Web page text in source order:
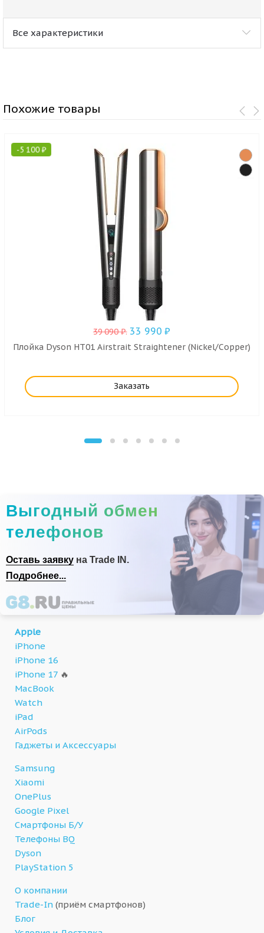
Все характеристики
Похожие товары
-5 100₽
39 090₽. 33 990₽
Плойка Dyson HT01 Airstrait Straightener (Nickel/Copper)
Заказать
Выгодный обмен
телефонов
Оставь заявку на Trade IN.
Подробнее...
Apple
iPhone
iPhone 16
iPhone 17 🔥
MacBook
Watch
iPad
AirPods
Гаджеты и Аксессуары
Samsung
Xiaomi
OnePlus
Google Pixel
Смартфоны Б/У
Телефоны BQ
Dyson
PlayStation 5
О компании
Trade-In (приём смартфонов)
Блог